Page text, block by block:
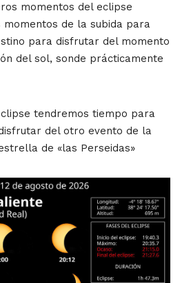
momentos del eclipse
de la subida para
para disfrutar del momento
del sol, sonde prácticamente
tendremos tiempo para
del otro evento de la
de «las Perseidas»